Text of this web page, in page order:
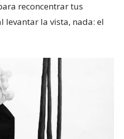
reconcentrar tus
levantar la vista, nada: el